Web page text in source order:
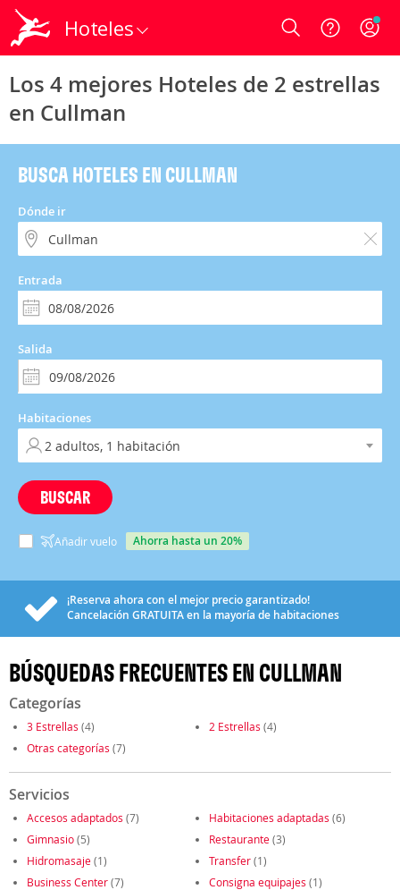
Hoteles Login
Los 4 mejores Hoteles de 2 estrellas
en Cullman
BUSCA HOTELES EN CULLMAN
Dónde ir
Entrada
Salida
Habitaciones
BUSCAR
Añadir vuelo ahorra hasta un 20%
¡Reserva ahora con el mejor precio garantizado!
Cancelación GRATUITAen la mayoría de habitaciones
BÚSQUEDAS FRECUENTES EN CULLMAN
Categorías
3 Estrellas (4) 2 Estrellas (4)
Otras categorías (7)
Servicios
Accesos adaptados (7) Habitaciones adaptadas (6)
Gimnasio(5) Restaurante(3)
Hidromasaje(1) Transfer(1)
Business Center(7) Consigna equipajes (1)